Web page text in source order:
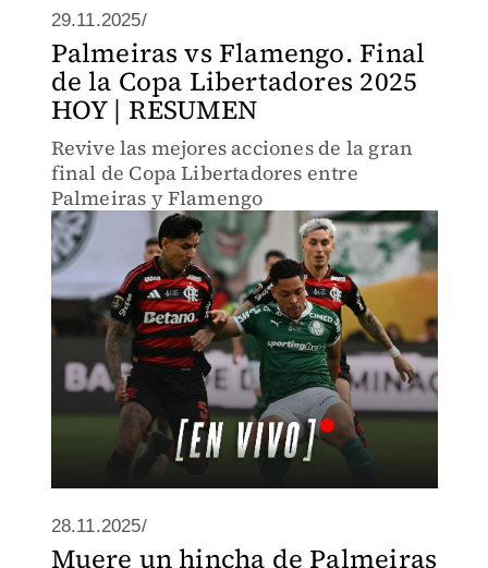
29.11.2025/
Palmeiras vs Flamengo. Final
de la Copa Libertadores 2025
HOY | RESUMEN
Revive las mejores acciones de la gran
final de Copa Libertadores entre
Palmeiras y Flamengo
28.11.2025/
Muere un hincha de Palmeiras